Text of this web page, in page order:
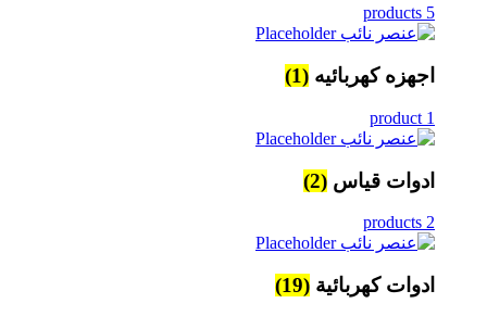
5 products
اجهزه كهربائيه (1)
1 product
ادوات قياس (2)
2 products
ادوات كهربائية (19)